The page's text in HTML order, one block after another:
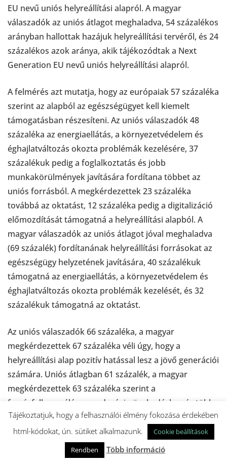
EU nevű uniós helyreállítási alapról. A magyar
válaszadók az uniós átlagot meghaladva, 54 százalékos
arányban hallottak hazájuk helyreállítási tervéről, és 24
százalékos azok aránya, akik tájékozódtak a Next
Generation EU nevű uniós helyreállítási alapról.
A felmérés azt mutatja, hogy az európaiak 57 százaléka
szerint az alapból az egészségügyet kell kiemelt
támogatásban részesíteni. Az uniós válaszadók 48
százaléka az energiaellátás, a környezetvédelem és
éghajlatváltozás okozta problémák kezelésére, 37
százalékuk pedig a foglalkoztatás és jobb
munkakörülmények javítására fordítana többet az
uniós forrásból. A megkérdezettek 23 százaléka
továbbá az oktatást, 12 százaléka pedig a digitalizáció
előmozdítását támogatná a helyreállítási alapból. A
magyar válaszadók az uniós átlagot jóval meghaladva
(69 százalék) fordítanának helyreállítási forrásokat az
egészségügy helyzetének javítására, 40 százalékuk
támogatná az energiaellátás, a környezetvédelem és
éghajlatváltozás okozta problémák kezelését, és 32
százalékuk támogatná az oktatást.
Az uniós válaszadók 66 százaléka, a magyar
megkérdezettek 67 százaléka véli úgy, hogy a
helyreállítási alap pozitív hatással lesz a jövő generációi
számára. Uniós átlagban 61 százalék, a magyar
megkérdezettek 63 százaléka szerint a
forrásfelhasználás a gazdasági növekedéshez és több
munkahely teremtéséhez fog vezetni. A
megkérdezettek uniós szinten 35 százalékban,
Magyarországon 37 százalékban gondolják úgy, hogy a
helyreállítási eszköz pozitív hatással lesz személyes
Tájékoztatjuk, hogy a felhasználói élmény fokozása érdekében
html-kódokat, ún. sütiket alkalmazunk.
Cookie beállítások
Rendben
Több információ